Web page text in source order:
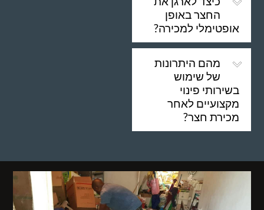
החצר באופן
אופטימלי למכירה?
מהם היתרונות
של שימוש
בשירותי פינוי
מקצועיים לאחר
מכירת חצר?